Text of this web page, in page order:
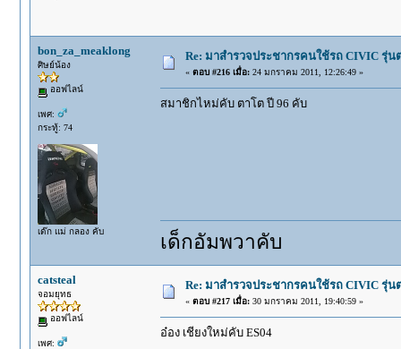
bon_za_meaklong
ศิษย์น้อง
ออฟไลน์
เพศ:
กระทู้: 74
เด๊ก แม่ กลอง คับ
Re: มาสำรวจประชากรคนใช้รถ CIVIC รุ่น
« ตอบ #216 เมื่อ:24 มกราคม 2011, 12:26:49 »
สมาชิกไหม่คับ ตาโต ปี 96 คับ
เด็กอัมพวาคับ
catsteal
จอมยุทธ
ออฟไลน์
เพศ:
Re: มาสำรวจประชากรคนใช้รถ CIVIC รุ่น
« ตอบ #217 เมื่อ:30 มกราคม 2011, 19:40:59 »
อ๋อง เชียงใหม่คับ ES04